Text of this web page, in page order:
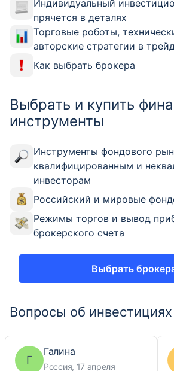
Индивидуальный
прячется в деталях
Торговые роботы,
авторские стратегии в
Как выбрать брокера
Выбрать и купить
инструменты
Инструменты фондового
квалифицированным и
инвесторам
Российский и мировые
Режимы торгов и вывод
брокерского счета
Выбрать
Вопросы об инвестициях
Г
Галина
Россия, 17 апреля